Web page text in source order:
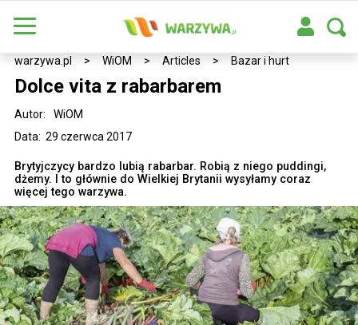
warzywa.pl > WiOM > Articles > Bazar i hurt
Dolce vita z rabarbarem
Data: 29 czerwca 2017
Autor: WiOM
Brytyjczycy bardzo lubią rabarbar. Robią z niego puddingi,
dżemy. I to głównie do Wielkiej Brytanii wysyłamy coraz
więcej tego warzywa.